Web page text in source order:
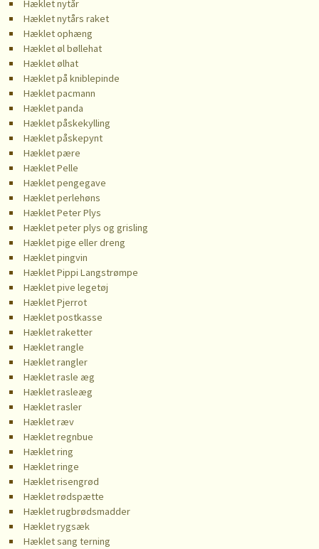
Hæklet nytår
Hæklet nytårs raket
Hæklet ophæng
Hæklet øl bøllehat
Hæklet ølhat
Hæklet på kniblepinde
Hæklet pacmann
Hæklet panda
Hæklet påskekylling
Hæklet påskepynt
Hæklet pære
Hæklet Pelle
Hæklet pengegave
Hæklet perlehøns
Hæklet Peter Plys
Hæklet peter plys og grisling
Hæklet pige eller dreng
Hæklet pingvin
Hæklet Pippi Langstrømpe
Hæklet pive legetøj
Hæklet Pjerrot
Hæklet postkasse
Hæklet raketter
Hæklet rangle
Hæklet rangler
Hæklet rasle æg
Hæklet rasleæg
Hæklet rasler
Hæklet ræv
Hæklet regnbue
Hæklet ring
Hæklet ringe
Hæklet risengrød
Hæklet rødspætte
Hæklet rugbrødsmadder
Hæklet rygsæk
Hæklet sang terning